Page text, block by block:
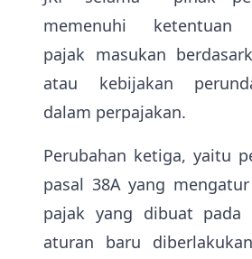
memenuhi ketentuan
pajak masukan
atau kebijakan
dalam perpajakan.
Perubahan ketiga, yaitu
pasal 38A yang
pajak yang dibuat pada
aturan baru